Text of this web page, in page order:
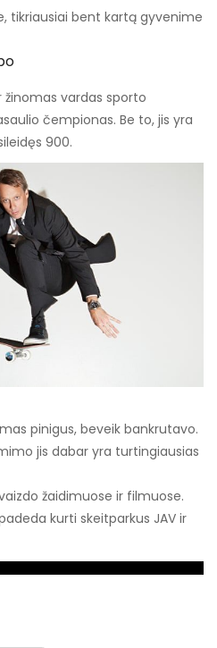
tikriausiai bent kartą gyvenime
žinomas vardas sporto
čempionas. Be to, jis yra
900.
pinigus, beveik bankrutavo.
jis dabar yra turtingiausias
žaidimuose ir filmuose.
kurti skeitparkus JAV ir